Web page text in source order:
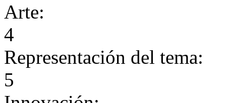
Arte:
4
Representación del tema:
5